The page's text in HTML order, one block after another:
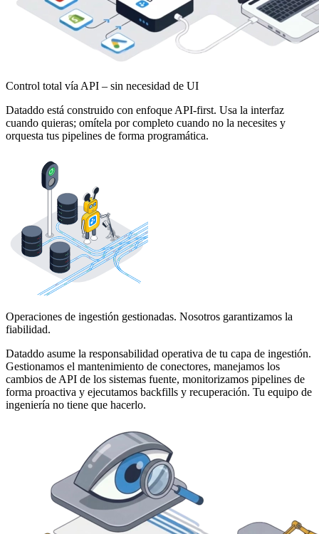
Control total vía API – sin necesidad de UI
Dataddo está construido con enfoque API-first. Usa la interfaz
cuando quieras; omítela por completo cuando no la necesites y
orquesta tus pipelines de forma programática.
Operaciones de ingestión gestionadas. Nosotros garantizamos la
fiabilidad.
Dataddo asume la responsabilidad operativa de tu capa de ingestión.
Gestionamos el mantenimiento de conectores, manejamos los
cambios de API de los sistemas fuente, monitorizamos pipelines de
forma proactiva y ejecutamos backfills y recuperación. Tu equipo de
ingeniería no tiene que hacerlo.